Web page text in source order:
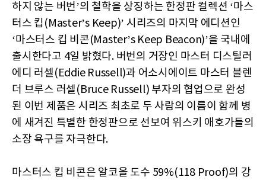
하지 않는 버번’의 철학을 상징하는 한정판 컬렉션 ‘마스
터스 킵(Master’s Keep)’ 시리즈의 마지막 에디션인
‘마스터스 킵 비콘(Master’s Keep Beacon)’을 국내에
출시한다고 4일 밝혔다. 버번의 거장인 마스터 디스틸러
에디 러셀(Eddie Russell)과 어소시에이트 마스터 블렌
더 브루스 러셀(Bruce Russell) 부자의 협업으로 완성
된 이번 제품은 시리즈 최초로 두 사람의 이름이 함께 병
에 새겨진 특별한 한정판으로 선보여 위스키 애호가들의
소장 욕구를 자극한다.
마스터스 킵 비콘은 알코올 도수 59%(118 Proof)의 강